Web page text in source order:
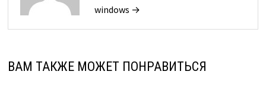
windows →
ВАМ ТАКЖЕ МОЖЕТ ПОНРАВИТЬСЯ